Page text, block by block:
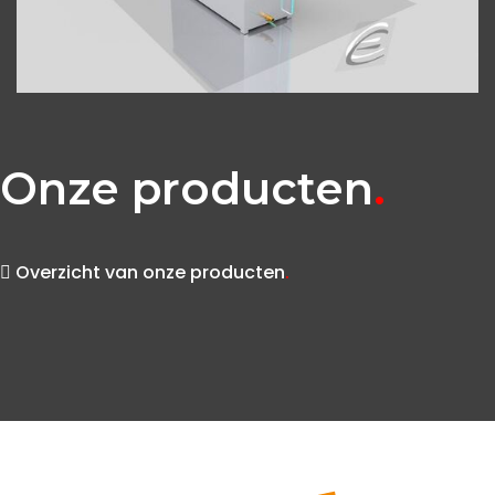
Onze producten.
Overzicht van onze producten.